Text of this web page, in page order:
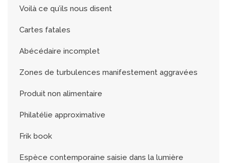
Voilà ce qu’ils nous disent
Cartes fatales
Abécédaire incomplet
Zones de turbulences manifestement aggravées
Produit non alimentaire
Philatélie approximative
Frik book
Espèce contemporaine saisie dans la lumière